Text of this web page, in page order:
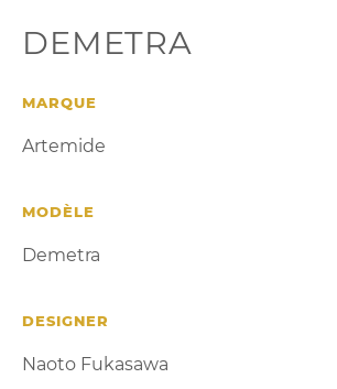
DEMETRA
MARQUE
Artemide
MODÈLE
Demetra
DESIGNER
Naoto Fukasawa